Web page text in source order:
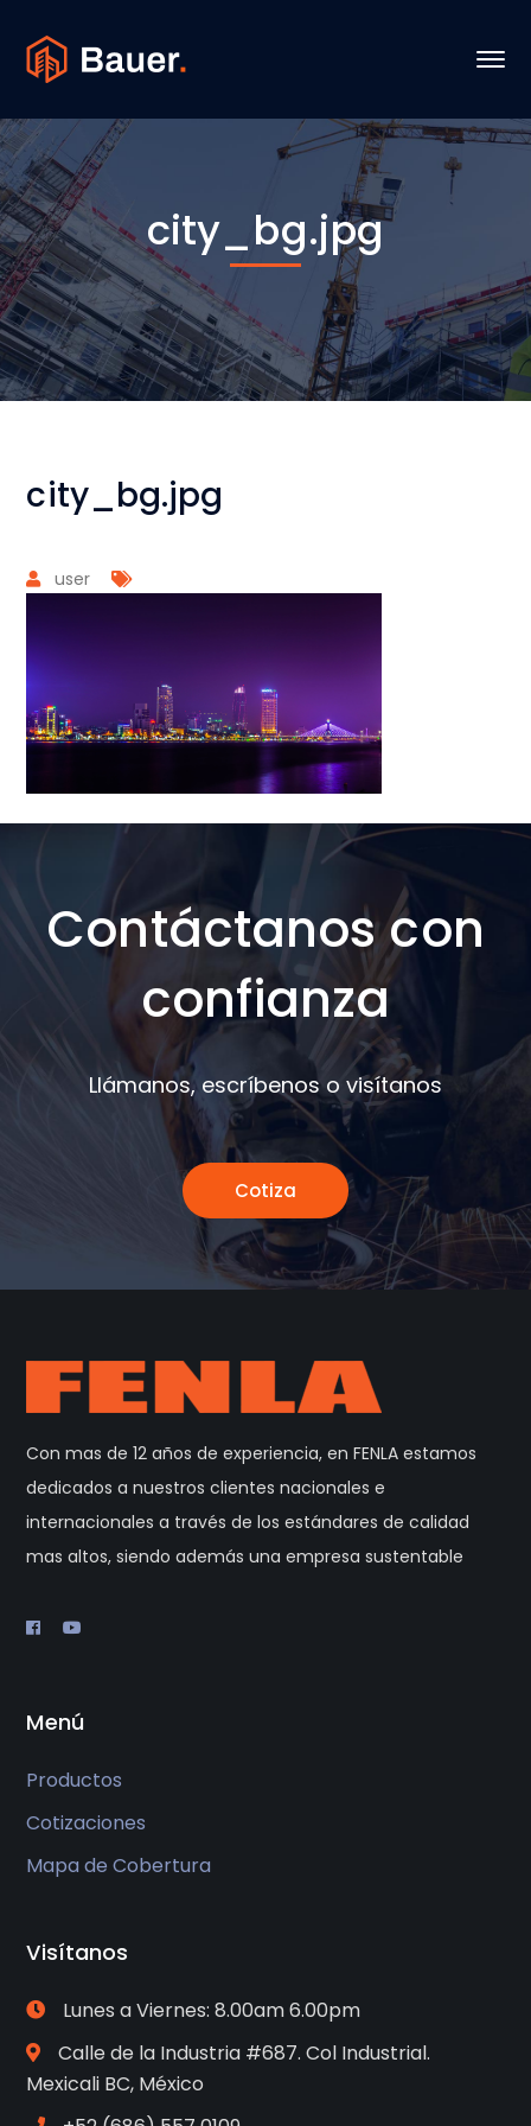
city_bg.jpg
city_bg.jpg
user
Contáctanos con
confianza
Llámanos, escríbenos o visítanos
Cotiza
Con mas de 12 años de experiencia, en FENLA estamos
dedicados a nuestros clientes nacionales e
internacionales a través de los estándares de calidad
mas altos, siendo además una empresa sustentable
Menú
Productos
Cotizaciones
Mapa de Cobertura
Visítanos
Lunes a Viernes: 8.00am 6.00pm
Calle de la Industria #687. Col Industrial.
Mexicali BC, México